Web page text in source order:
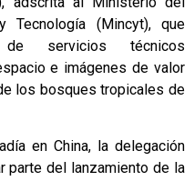
Tecnología (Mincyt), que
servicios técnicos
e imágenes de valor
los bosques tropicales de
en China, la delegación
parte del lanzamiento de la